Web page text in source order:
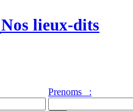
Nos lieux-dits
Prenoms :